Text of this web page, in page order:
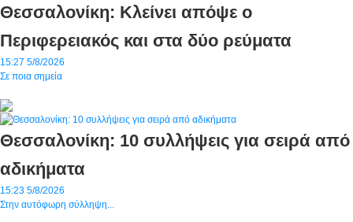
Θεσσαλονίκη: Κλείνει απόψε ο
Περιφερειακός και στα δύο ρεύματα
15:27 5/8/2026
Σε ποια σημεία
Θεσσαλονίκη: 10 συλλήψεις για σειρά από
αδικήματα
15:23 5/8/2026
Στην αυτόφωρη σύλληψη...